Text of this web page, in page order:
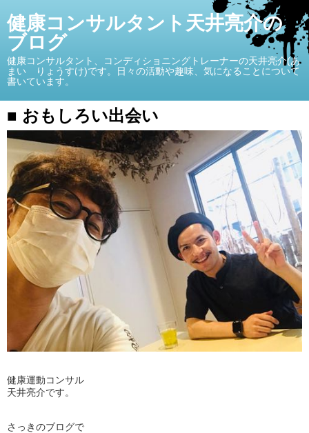
健康コンサルタント天井亮介の
ブログ
健康コンサルタント、コンディショニングトレーナーの天井亮介(あ
まい りょうすけ)です。日々の活動や趣味、気になることについて
書いています。
■ おもしろい出会い
健康運動コンサル
天井亮介です。
さっきのブログで